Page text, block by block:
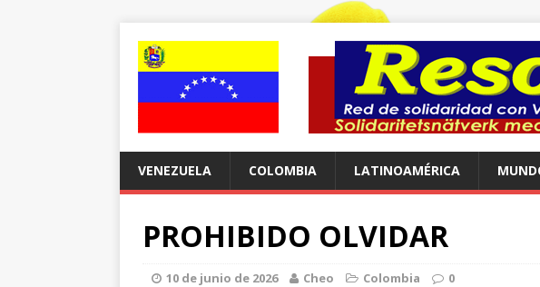
VENEZUELA COLOMBIA LATINOAMÉRICA
PROHIBIDO OLVIDAR
10 de junio de 2026 Cheo Colombia 0